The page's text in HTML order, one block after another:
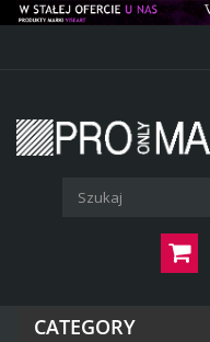
CATEGORY